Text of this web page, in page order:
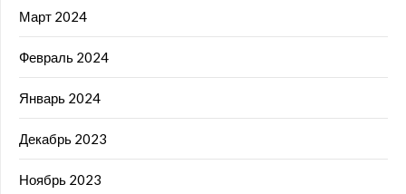
Март 2024
Февраль 2024
Январь 2024
Декабрь 2023
Ноябрь 2023